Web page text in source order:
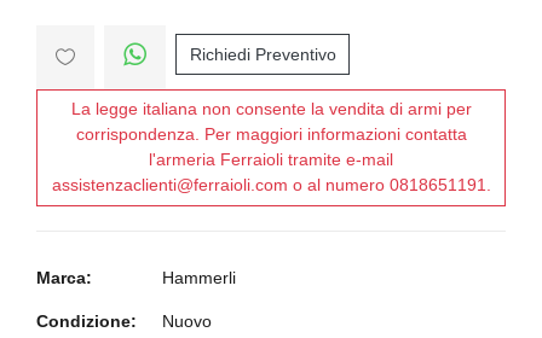
Richiedi Preventivo
La legge italiana non consente la vendita di armi per
corrispondenza. Per maggiori informazioni contatta
l'armeria Ferraioli tramite e-mail
assistenzaclienti@ferraioli.com o al numero 0818651191.
Marca: Hammerli
Condizione: Nuovo